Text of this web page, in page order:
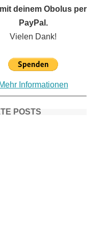
deinem Obolus per
PayPal.
Vielen Dank!
Mehr Informationen
POSTS